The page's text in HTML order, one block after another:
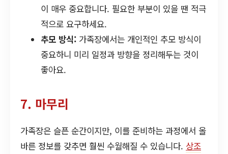
이 매우 중요합니다. 필요한 부분이 있을 땐 적극
적으로 요구하세요.
추모 방식: 가족장에서는 개인적인 추모 방식이
중요하니 미리 일정과 방향을 정리해두는 것이
좋아요.
7. 마무리
가족장은 슬픈 순간이지만, 이를 준비하는 과정에서 올
바른 정보를 갖추면 훨씬 수월해질 수 있습니다. 상조